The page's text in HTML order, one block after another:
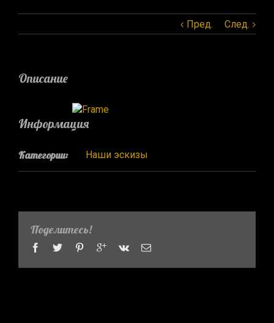
Пред. След.
Описание
Информация
Категории: Наши эскизы
Поделитесь!